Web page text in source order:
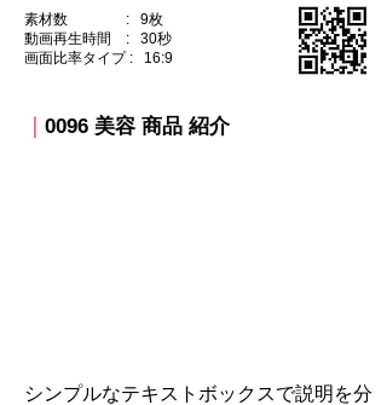
素材数 : 9枚
動画再生時間 : 30秒
​画面比率タイプ : 16:9
0096 美容 商品 紹介
​シンプルなテキストボックスで説明を分